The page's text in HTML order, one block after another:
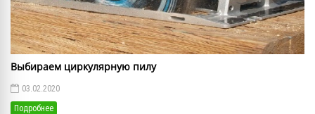
Выбираем циркулярную пилу
03.02.2020
Подробнее